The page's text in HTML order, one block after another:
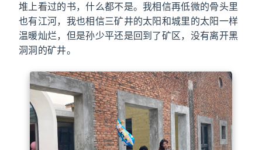
堆上看过的书，什么都不是。我相信再低微的骨头里
也有江河，我也相信三矿井的太阳和城里的太阳一样
温暖灿烂，但是孙少平还是回到了矿区，没有离开黑
洞洞的矿井。